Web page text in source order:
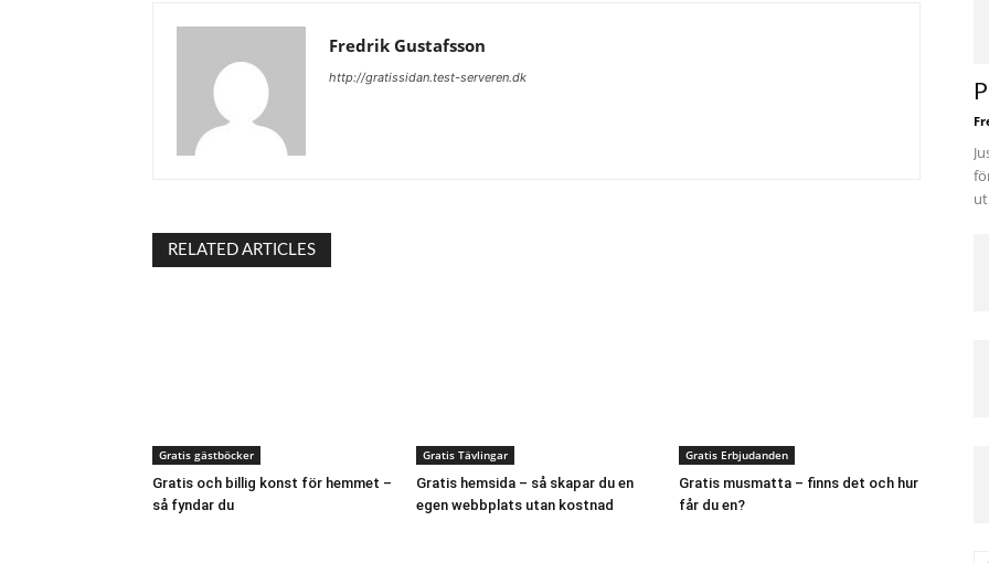
Fredrik Gustafsson
http://gratissidan.test-serveren.dk
RELATED ARTICLES
Gratis gästböcker
Gratis och billig konst för hemmet –
så fyndar du
Gratis Tävlingar
Gratis hemsida – så skapar du en
egen webbplats utan kostnad
Gratis Erbjudanden
Gratis musmatta – finns det och hur
får du en?